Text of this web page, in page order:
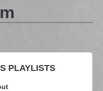
PLAYLISTS